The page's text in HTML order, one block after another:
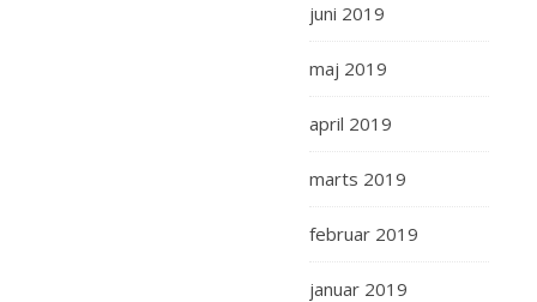
juni 2019
maj 2019
april 2019
marts 2019
februar 2019
januar 2019